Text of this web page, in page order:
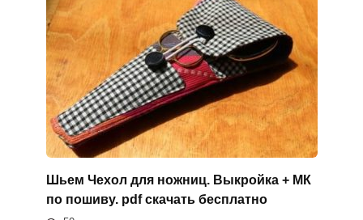
Шьем Чехол для ножниц. Выкройка + МК
по пошиву. pdf скачать бесплатно